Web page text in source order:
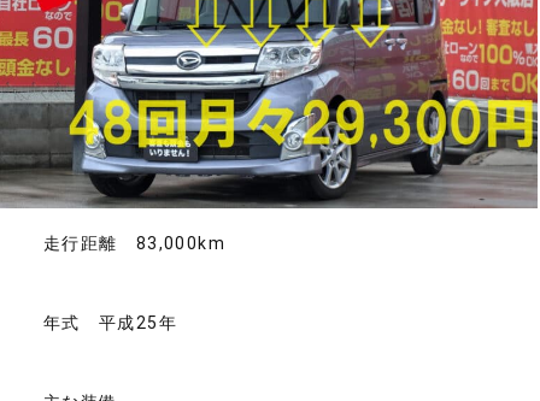
走行距離 83,000km
年式 平成25年